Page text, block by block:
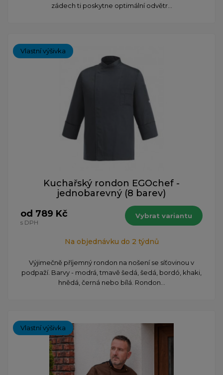
zádech ti poskytne optimální odvětr...
Vlastní výšivka
Kuchařský rondon EGOchef -
jednobarevný (8 barev)
od 789 Kč
s DPH
Vybrat variantu
Na objednávku do 2 týdnů
Výjimečně příjemný rondon na nošení se síťovinou v
podpaží. Barvy - modrá, tmavě šedá, šedá, bordó, khaki,
hnědá, černá nebo bílá. Rondon...
Vlastní výšivka